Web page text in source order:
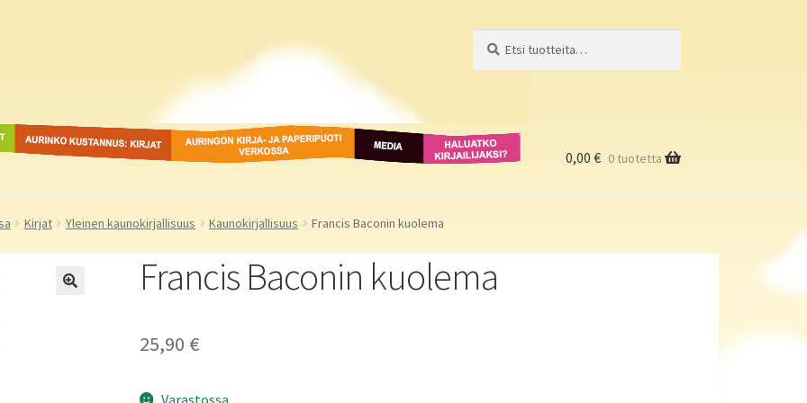
Aurinko Kustannus: kirjat Auringon kirja- ja
paperipuodit verkossa
Media
Haluatko
kirjailijaksi?
0,00 € 0 tuotetta
Kirjat Yleinen kaunokirjallisuus Kaunokirjallisuus Francis Baconin kuolema
Francis Baconin kuolema
25,90 €